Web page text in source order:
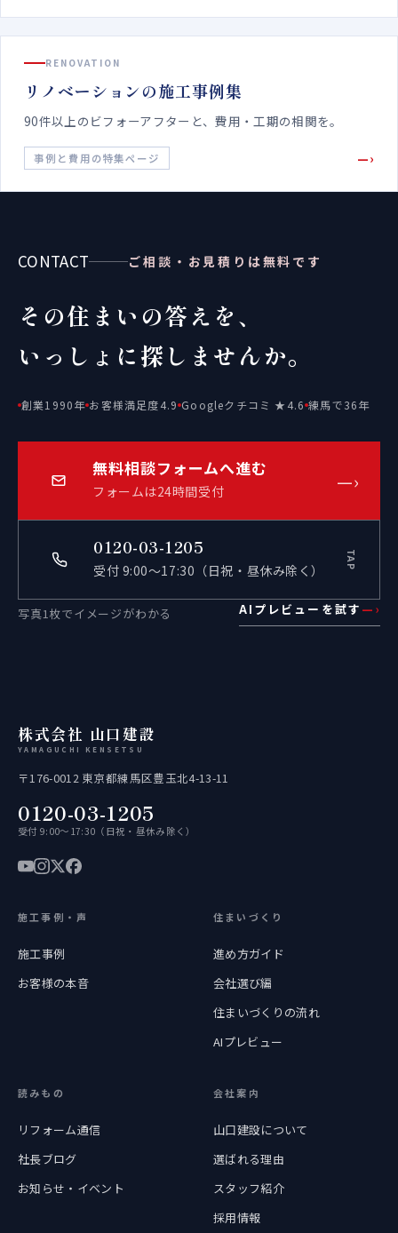
RENOVATION
リノベーションの施工事例集
90件以上のビフォーアフターと、費用・工期の相関を。
事例と費用の特集ページ —›
CONTACT ご相談・お見積りは無料です
その住まいの答えを、
いっしょに探しませんか。
創業1990年 お客様満足度4.9 Googleクチコミ ★4.6 練馬で36年
無料相談フォームへ進む
フォームは24時間受付 —›
0120-03-1205
受付 9:00〜17:30（日祝・昼休み除く） TAP
写真1枚でイメージがわかる AIプレビューを試す —›
株式会社 山口建設
YAMAGUCHI KENSETSU
〒176-0012 東京都練馬区豊玉北4-13-11
0120-03-1205
受付 9:00〜17:30（日祝・昼休み除く）
施工事例・声
施工事例
お客様の本音
住まいづくり
進め方ガイド
会社選び編
住まいづくりの流れ
AIプレビュー
読みもの
リフォーム通信
社長ブログ
お知らせ・イベント
会社案内
山口建設について
選ばれる理由
スタッフ紹介
採用情報